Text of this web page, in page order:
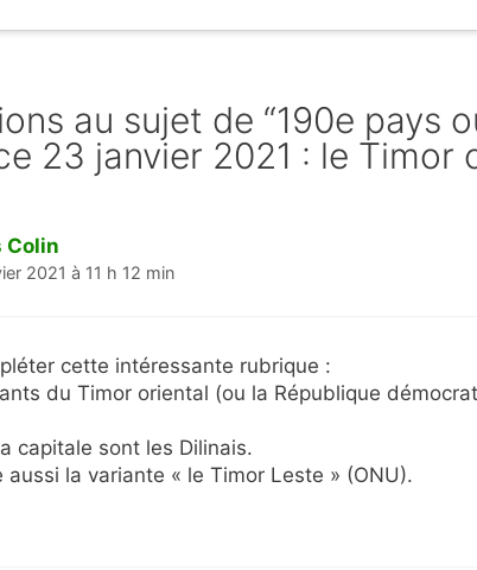
au sujet de “190e pays
23 janvier 2021 : le Timor
Colin
2021 à 11 h 12 min
cette intéressante rubrique :
du Timor oriental (ou la République
capitale sont les Dilinais.
aussi la variante « le Timor Leste » (ONU).